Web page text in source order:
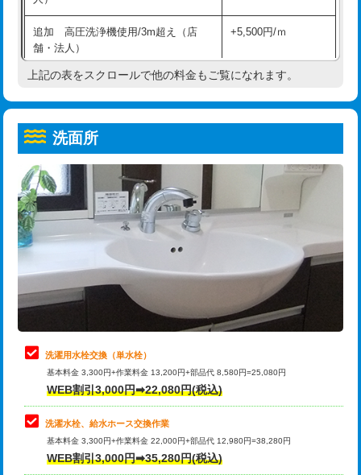
コンクリート斫り（厚さ10㎝超え）
モルタル補修（厚さ10㎝まで） 27,500円
モルタル補修（厚さ10㎝超え） 38,500円
洗面台設置 38,500円
追加人工
廃棄・処分 現場見積
※給水管工事は20mmまでの価格です。
給水管工事※（ホール加工)
給水管工事※（バンド止め) 3,300円
給水管工事※（支持金具設置) 5,500円
給水管工事※（保温材使用（バンド止
め込み）)
5,500円
給水管工事※（土の掘削・埋め戻し作
業)
11,000円
給水管工事※（塩ビ管（VP・HI）使
用/3ｍまで)
33,000円
給水管工事※（塩ビ管（VP・HI）使
用（追加）/3ｍ超え)
給水管工事※（ライニング鋼管・銅
管・ポリ管・HT管使用/3ｍまで)
44,000円
給水管工事※（ライニング鋼管・銅
管・ポリ管・HT管使用/3ｍ超え)
排水管工事（土の掘削・埋め戻し作
業）
排水管工事（排水管工事/3ｍまで） 55,000円
追加 高圧洗浄機使用/3m超え（店
舗・法人）
+5,500円/ｍ
高度高圧洗浄換 現地調査
トーラー機使用/3mまで
追加トーラー機使用/3m超え +3,300円
カメラ調査 33,000円
桝清掃
止水・漏水調査・防水処理・清掃・修
理・調整・分解・加工など（軽作業）
11,000円
止水・漏水調査・防水処理・清掃・修
理・調整・分解・加工など（中作業）
22,000円
止水・漏水調査・防水処理・清掃・修
理・調整・分解・加工など（重作業）
33,000円
キッチンタンク脱着
その他部品の脱着
上記の表をスクロールで他の料金もご覧になれます。
洗面所
洗濯用水栓交換（単水栓）
基本料金 3,300円+作業料金 13,200円+部品代 8,580円=25,080円
WEB割引3,000円➡22,080円(税込)
洗濯水栓、給水ホース交換作業
基本料金 3,300円+作業料金 22,000円+部品代 12,980円=38,280円
WEB割引3,000円➡35,280円(税込)